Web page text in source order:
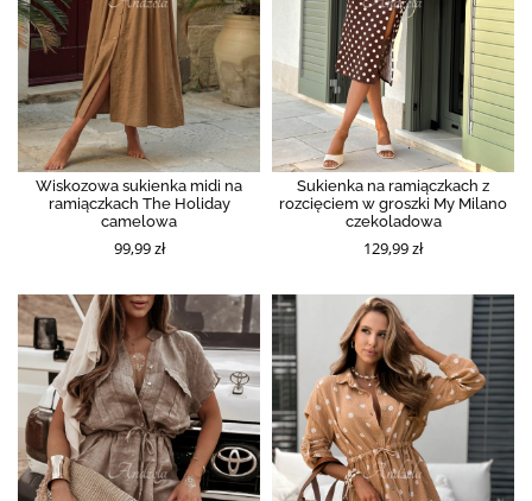
Wiskozowa sukienka midi na
ramiączkach The Holiday
camelowa
99,99 zł
Sukienka na ramiączkach z
rozcięciem w groszki My Milano
czekoladowa
129,99 zł